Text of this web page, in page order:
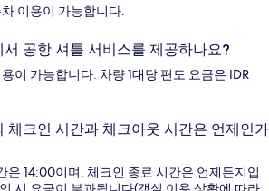
이용이 가능합니다.
공항 셔틀 서비스를 제공하나요?
이 가능합니다. 차량 1대당 편도 요금은 IDR
체크인 시간과 체크아웃 시간은 언제인가
은 14:00이며, 체크인 종료 시간은 언제든지입